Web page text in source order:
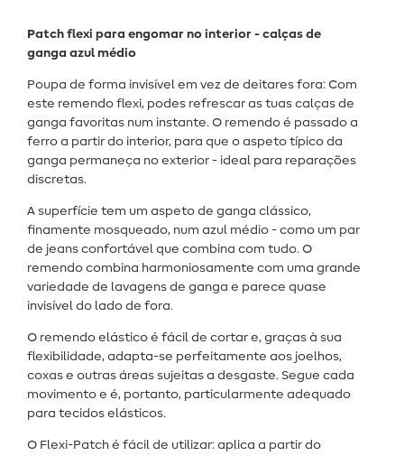
Patch flexi para engomar no interior - calças de
ganga azul médio
Poupa de forma invisível em vez de deitares fora: Com
este remendo flexi, podes refrescar as tuas calças de
ganga favoritas num instante. O remendo é passado a
ferro a partir do interior, para que o aspeto típico da
ganga permaneça no exterior - ideal para reparações
discretas.
A superfície tem um aspeto de ganga clássico,
finamente mosqueado, num azul médio - como um par
de jeans confortável que combina com tudo. O
remendo combina harmoniosamente com uma grande
variedade de lavagens de ganga e parece quase
invisível do lado de fora.
O remendo elástico é fácil de cortar e, graças à sua
flexibilidade, adapta-se perfeitamente aos joelhos,
coxas e outras áreas sujeitas a desgaste. Segue cada
movimento e é, portanto, particularmente adequado
para tecidos elásticos.
O Flexi-Patch é fácil de utilizar: aplica a partir do